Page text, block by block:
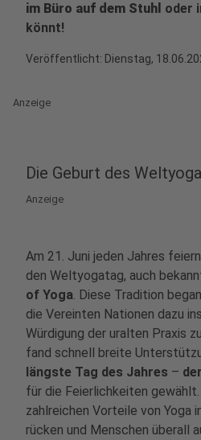
im Büro auf dem Stuhl oder
könnt!
Veröffentlicht: Dienstag,
Anzeige
Die Geburt des
Anzeige
Am 21. Juni jeden Jahres
den Weltyogatag, auch
of Yoga. Diese Tradition
die Vereinten Nationen dazu
Würdigung der uralten Praxis
fand schnell breite
längste Tag des Jahres –
für die Feierlichkeiten
zahlreichen Vorteile von Yoga
rücken und Menschen überall